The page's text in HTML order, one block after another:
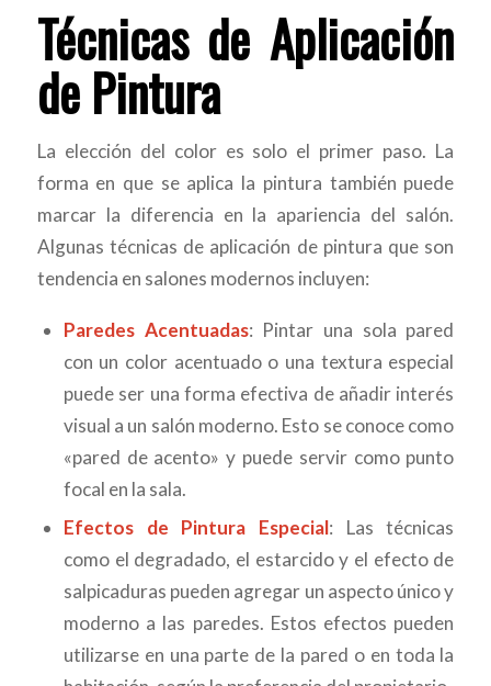
Técnicas de Aplicación
de Pintura
La elección del color es solo el primer paso. La
forma en que se aplica la pintura también puede
marcar la diferencia en la apariencia del salón.
Algunas técnicas de aplicación de pintura que son
tendencia en salones modernos incluyen:
Paredes Acentuadas: Pintar una sola pared
con un color acentuado o una textura especial
puede ser una forma efectiva de añadir interés
visual a un salón moderno. Esto se conoce como
«pared de acento» y puede servir como punto
focal en la sala.
Efectos de Pintura Especial: Las técnicas
como el degradado, el estarcido y el efecto de
salpicaduras pueden agregar un aspecto único y
moderno a las paredes. Estos efectos pueden
utilizarse en una parte de la pared o en toda la